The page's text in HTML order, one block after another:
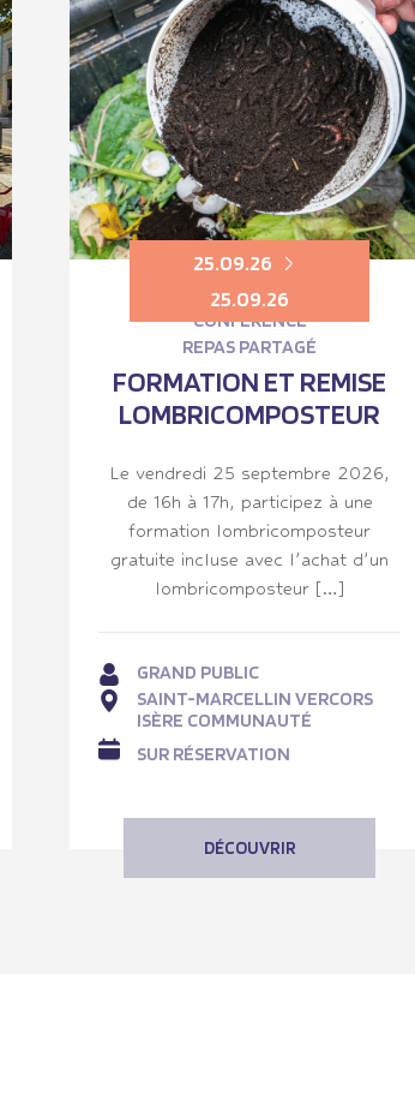
25.09.26
25.09.26
CONFÉRENCE
REPAS PARTAGÉ
FORMATION ET REMISE
LOMBRICOMPOSTEUR
Le vendredi 25 septembre 2026,
de 16h à 17h, participez à une
formation lombricomposteur
gratuite incluse avec l’achat d’un
lombricomposteur […]
GRAND PUBLIC
SAINT-MARCELLIN VERCORS
ISÈRE COMMUNAUTÉ
SUR RÉSERVATION
DÉCOUVRIR